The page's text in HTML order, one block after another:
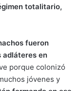
totalitario,
fueron
adláteres en
porque colonizó
jóvenes y